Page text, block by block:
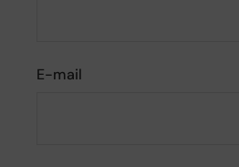
E-mail